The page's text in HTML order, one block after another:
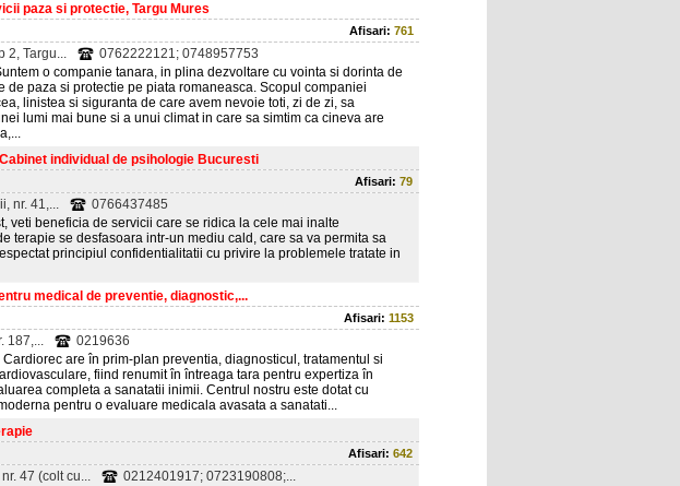
paza si protectie, Targu Mures
Afisari: 761
2, Targu...
0762222121; 0748957753
o companie tanara, in plina dezvoltare cu vointa si dorinta de
de paza si protectie pe piata romaneasca. Scopul companiei
linistea si siguranta de care avem nevoie toti, zi de zi, sa
lumi mai bune si a unui climat in care sa simtim ca cineva are
individual de psihologie Bucuresti
Afisari: 79
nr. 41,...
0766437485
veti beneficia de servicii care se ridica la cele mai inalte
terapie se desfasoara intr-un mediu cald, care sa va permita sa
principiul confidentialitatii cu privire la problemele tratate in
medical de preventie, diagnostic,...
Afisari: 1153
187,...
0219636
are în prim-plan preventia, diagnosticul, tratamentul si
fiind renumit în întreaga tara pentru expertiza în
completa a sanatatii inimii. Centrul nostru este dotat cu
pentru o evaluare medicala avasata a sanatati...
Afisari: 642
47 (colt cu...
0212401917; 0723190808;...